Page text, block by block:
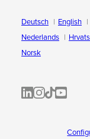
Deutsch English
Nederlands
Norsk
ALL-INKL.COM |
ALL-INKL.COM
ALL-